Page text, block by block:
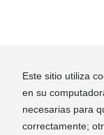
Este sitio utiliza
en su
necesarias para
correctamente;